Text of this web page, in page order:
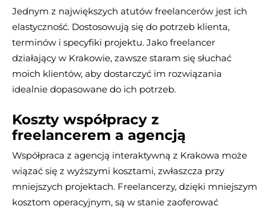
Jednym z największych atutów freelancerów jest ich
elastyczność. Dostosowują się do potrzeb klienta,
terminów i specyfiki projektu. Jako freelancer
działający w Krakowie, zawsze staram się słuchać
moich klientów, aby dostarczyć im rozwiązania
idealnie dopasowane do ich potrzeb.
Koszty współpracy z
freelancerem a agencją
Współpraca z agencją interaktywną z Krakowa może
wiązać się z wyższymi kosztami, zwłaszcza przy
mniejszych projektach. Freelancerzy, dzięki mniejszym
kosztom operacyjnym, są w stanie zaoferować